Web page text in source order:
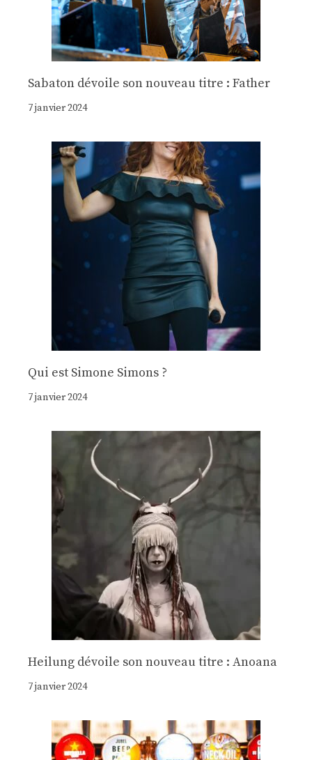
Sabaton dévoile son nouveau titre : Father
7 janvier 2024
Qui est Simone Simons ?
7 janvier 2024
Heilung dévoile son nouveau titre : Anoana
7 janvier 2024